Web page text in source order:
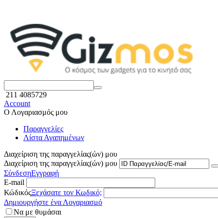
211 4085729
Account
Ο Λογαριασμός μου
Παραγγελίες
Λίστα Αγαπημένων
Διαχείριση της παραγγελίας(ών) μου
Διαχείριση της παραγγελίας(ών) μου
ΣύνδεσηΕγγραφή
E-mail
ΚώδικόςΞεχάσατε τον Κωδικό;
Δημιουργήστε ένα Λογαριασμό
Να με θυμάσαι